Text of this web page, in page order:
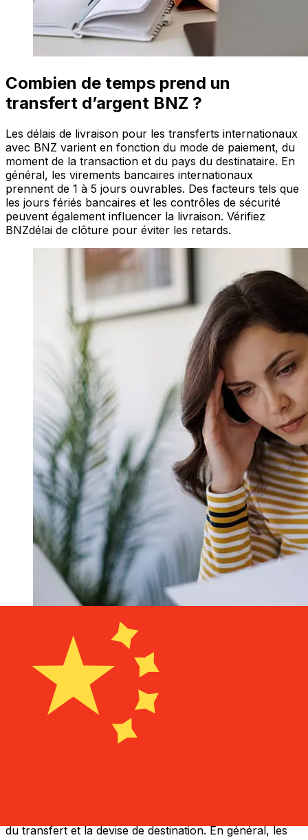
Combien de temps prend un
transfert d’argent BNZ ?
Les délais de livraison pour les transferts internationaux
avec BNZ varient en fonction du mode de paiement, du
moment de la transaction et du pays du destinataire. En
général, les virements bancaires internationaux
prennent de 1 à 5 jours ouvrables. Des facteurs tels que
les jours fériés bancaires et les contrôles de sécurité
peuvent également influencer la livraison. Vérifiez
BNZdélai de clôture pour éviter les retards.
du transfert et la devise de destination. En général, les